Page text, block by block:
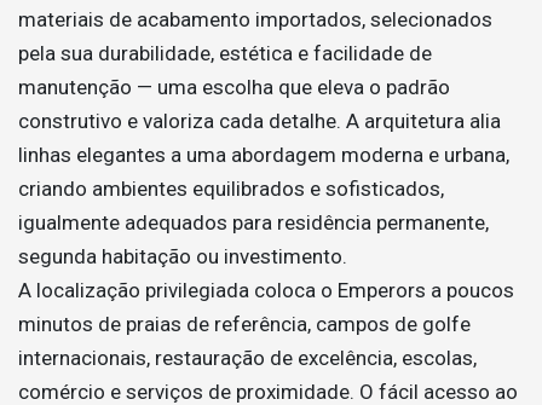
materiais de acabamento importados, selecionados
pela sua durabilidade, estética e facilidade de
manutenção — uma escolha que eleva o padrão
construtivo e valoriza cada detalhe. A arquitetura alia
linhas elegantes a uma abordagem moderna e urbana,
criando ambientes equilibrados e sofisticados,
igualmente adequados para residência permanente,
segunda habitação ou investimento.
A localização privilegiada coloca o Emperors a poucos
minutos de praias de referência, campos de golfe
internacionais, restauração de excelência, escolas,
comércio e serviços de proximidade. O fácil acesso ao